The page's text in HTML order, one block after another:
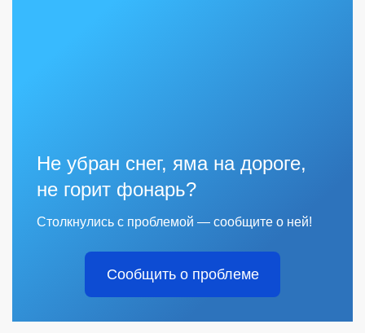
Не убран снег, яма на дороге,
не горит фонарь?
Столкнулись с проблемой — сообщите о ней!
Сообщить о проблеме